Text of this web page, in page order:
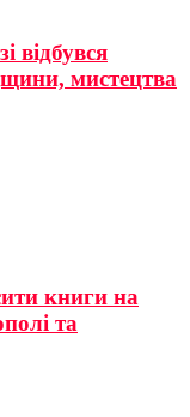
відбувся
мистецтва
книги на
та